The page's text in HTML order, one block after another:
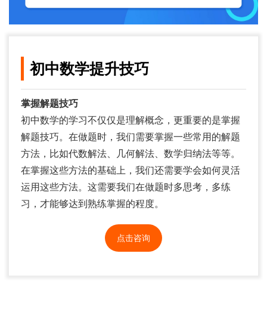
初中数学提升技巧
掌握解题技巧
初中数学的学习不仅仅是理解概念，更重要的是掌握
解题技巧。在做题时，我们需要掌握一些常用的解题
方法，比如代数解法、几何解法、数学归纳法等等。
在掌握这些方法的基础上，我们还需要学会如何灵活
运用这些方法。这需要我们在做题时多思考，多练
习，才能够达到熟练掌握的程度。
点击咨询